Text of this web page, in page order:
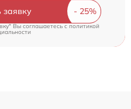
заявку
Вы соглашаетесь cполитикой